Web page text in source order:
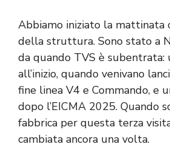
Abbiamo iniziato la mattinata
della struttura. Sono stato a
da quando TVS è subentrata:
all’inizio, quando venivano
fine linea V4 e Commando, e
dopo l’EICMA 2025. Quando
fabbrica per questa terza
cambiata ancora una volta.